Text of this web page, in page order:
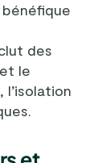
des
le